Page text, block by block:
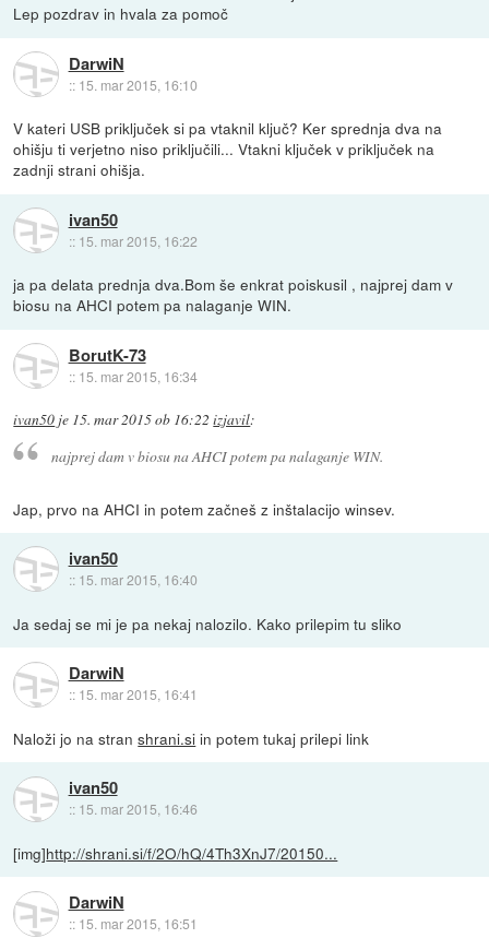
Lep pozdrav in hvala za pomoč
DarwiN
:: 15. mar 2015, 16:10
V kateri USB priključek si pa vtaknil ključ? Ker sprednja dva na
ohišju ti verjetno niso priključili... Vtakni ključek v priključek na
zadnji strani ohišja.
ivan50
:: 15. mar 2015, 16:22
ja pa delata prednja dva.Bom še enkrat poiskusil , najprej dam v
biosu na AHCI potem pa nalaganje WIN.
BorutK-73
:: 15. mar 2015, 16:34
ivan50 je 15. mar 2015 ob 16:22 izjavil:
najprej dam v biosu na AHCI potem pa nalaganje WIN.
Jap, prvo na AHCI in potem začneš z inštalacijo winsev.
ivan50
:: 15. mar 2015, 16:40
Ja sedaj se mi je pa nekaj nalozilo. Kako prilepim tu sliko
DarwiN
:: 15. mar 2015, 16:41
Naloži jo na stranshrani.si in potem tukaj prilepi link
ivan50
:: 15. mar 2015, 16:46
[img]http://shrani.si/f/2O/hQ/4Th3XnJ7/20150...
DarwiN
:: 15. mar 2015, 16:51